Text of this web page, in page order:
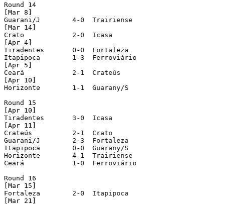
Round 14
[Mar 8]
Guarani/J 	 4-0  Trairiense
[Mar 14]
Crato 		 2-0  Icasa
[Apr 4]
Tiradentes 	 0-0  Fortaleza
Itapipoca 	 1-3  Ferroviário
[Apr 5]
Ceará 		 2-1  Crateús
[Apr 10]
Horizonte 	 1-1  Guarany/S
Round 15
[Apr 10]
Tiradentes 	 3-0  Icasa
[Apr 11]
Crateús 	 2-1  Crato
Guarani/J 	 2-3  Fortaleza
Itapipoca 	 0-0  Guarany/S
Horizonte 	 4-1  Trairiense
Ceará 		 1-0  Ferroviário
Round 16
[Mar 15]
Fortaleza 	 2-0  Itapipoca
[Mar 21]